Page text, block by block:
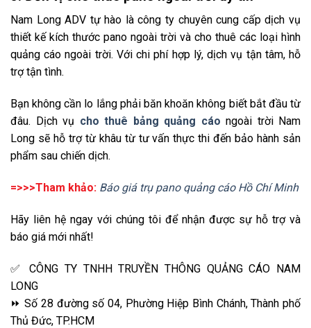
Nam Long ADV tự hào là công ty chuyên cung cấp dịch vụ
thiết kế kích thước pano ngoài trời và cho thuê các loại hình
quảng cáo ngoài trời. Với chi phí hợp lý, dịch vụ tận tâm, hỗ
trợ tận tình.
Bạn không cần lo lắng phải băn khoăn không biết bắt đầu từ
đâu. Dịch vụ cho thuê bảng quảng cáo ngoài trời Nam
Long sẽ hỗ trợ từ khâu từ tư vấn thực thi đến bảo hành sản
phẩm sau chiến dịch.
=>>>Tham khảo: Báo giá trụ pano quảng cáo Hồ Chí Minh
Hãy liên hệ ngay với chúng tôi để nhận được sự hỗ trợ và
báo giá mới nhất!
✅ CÔNG TY TNHH TRUYỀN THÔNG QUẢNG CÁO NAM
LONG
⏩ Số 28 đường số 04, Phường Hiệp Bình Chánh, Thành phố
Thủ Đức, TP.HCM